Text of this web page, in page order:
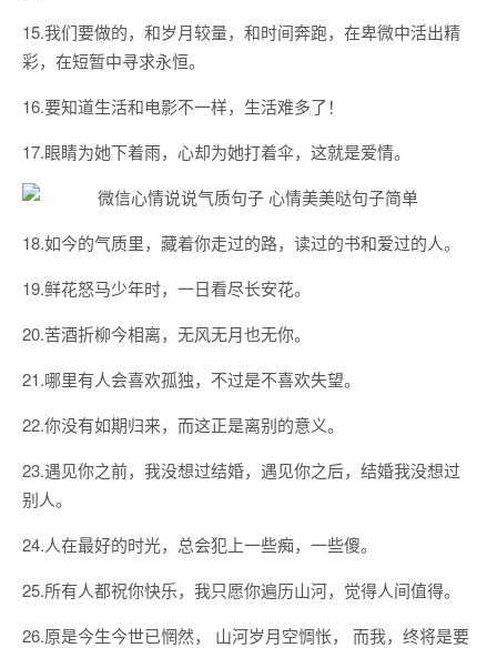
15.我们要做的，和岁月较量，和时间奔跑，在卑微中活出精
彩，在短暂中寻求永恒。
16.要知道生活和电影不一样，生活难多了！
17.眼睛为她下着雨，心却为她打着伞，这就是爱情。
18.如今的气质里，藏着你走过的路，读过的书和爱过的人。
19.鲜花怒马少年时，一日看尽长安花。
20.苦酒折柳今相离，无风无月也无你。
21.哪里有人会喜欢孤独，不过是不喜欢失望。
22.你没有如期归来，而这正是离别的意义。
23.遇见你之前，我没想过结婚，遇见你之后，结婚我没想过
别人。
24.人在最好的时光，总会犯上一些痴，一些傻。
25.所有人都祝你快乐，我只愿你遍历山河，觉得人间值得。
26.原是今生今世已惘然， 山河岁月空惆怅， 而我，终将是要